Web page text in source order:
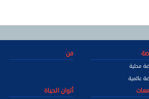
محلية
عالمية
فن
ألوان الحياة